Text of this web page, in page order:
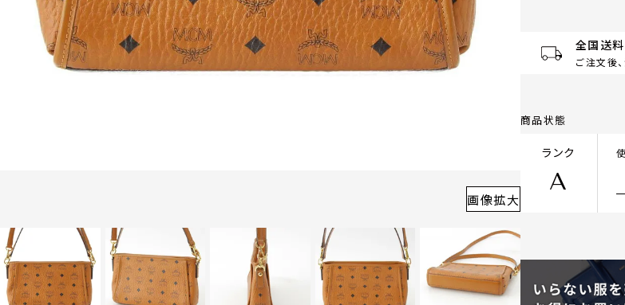
画像拡大
全国送
ご注文後
商品状態
ランク
A